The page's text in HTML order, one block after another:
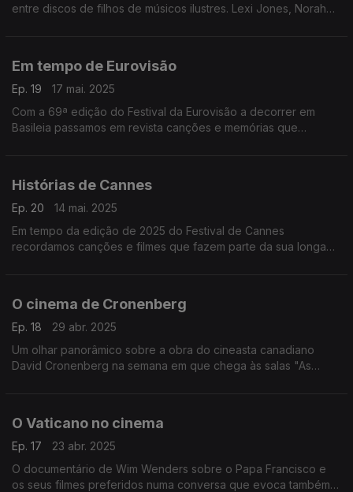
entre discos de filhos de músicos ilustres. Lexi Jones, Norah
Em tempo de Eurovisão
Ep. 19
17 mai. 2025
Com a 69ª edição do Festival da Eurovisão a decorrer em
Basileia passamos em revista canções e memórias que
Histórias de Cannes
Ep. 20
14 mai. 2025
Em tempo da edição de 2025 do Festival de Cannes
recordamos canções e filmes que fazem parte da sua longa
O cinema de Cronenberg
Ep. 18
29 abr. 2025
Um olhar panorâmico sobre a obra do cineasta canadiano
David Cronenberg na semana em que chega às salas "As
O Vaticano no cinema
Ep. 17
23 abr. 2025
O documentário de Wim Wenders sobre o Papa Francisco e
os seus filmes preferidos numa conversa que evoca também